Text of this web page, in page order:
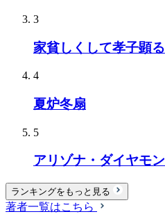
3
家貧しくして孝子顕る
4
夏炉冬扇
5
アリゾナ・ダイヤモ
ランキングをもっと見る
著者一覧はこちら